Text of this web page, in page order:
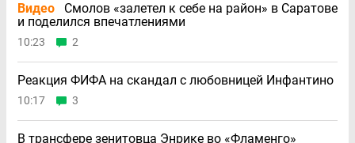
Видео
Смолов «залетел к себе на район» в Саратове
и поделился впечатлениями
10:23 2
Реакция ФИФА на скандал с любовницей Инфантино
10:17 3
В трансфере зенитовца Энрике во «Фламенго»